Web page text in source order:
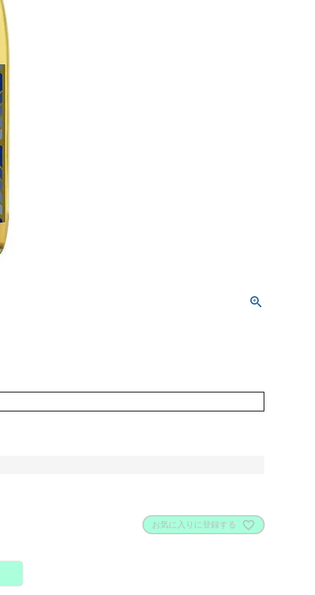
お気に入りに登録する